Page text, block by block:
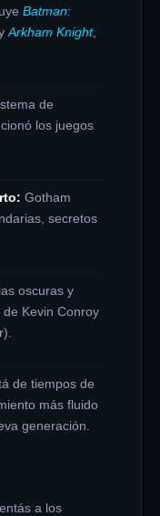
Batman:
Arkham Knight,
de
los juegos
Gotham
secretos
oscuras y
Kevin Conroy
de tiempos de
más fluido
generación.
a los